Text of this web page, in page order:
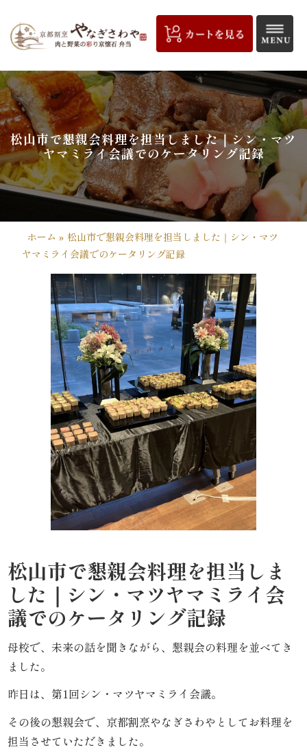
ツ
へ
ス
キ
プ
京
都
割
烹
や
な
ぎ
HOME
司・
せ
こ
だ
わ
お
松山市で懇親会料理を担当しました｜シン・マツ
ヤマミライ会議でのケータリング記録
ホーム » 松山市で懇親会料理を担当しました｜シン・マツ
ヤマミライ会議でのケータリング記録
松山市で懇親会料理を担当しま
した｜シン・マツヤマミライ会
議でのケータリング記録
母校で、未来の話を聞きながら、懇親会の料理を並べてき
ました。
昨日は、第1回シン・マツヤマミライ会議。
その後の懇親会で、京都割烹やなぎさわやとしてお料理を
担当させていただきました。